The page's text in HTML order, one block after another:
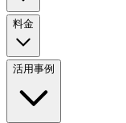
料金
活用事例